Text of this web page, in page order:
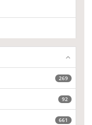
269
92
661